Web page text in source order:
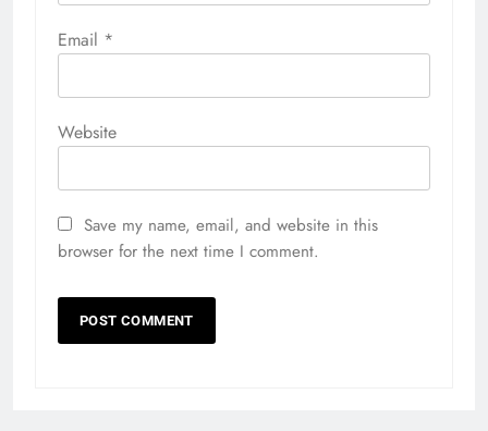
Email *
Website
Save my name, email, and website in this
browser for the next time I comment.